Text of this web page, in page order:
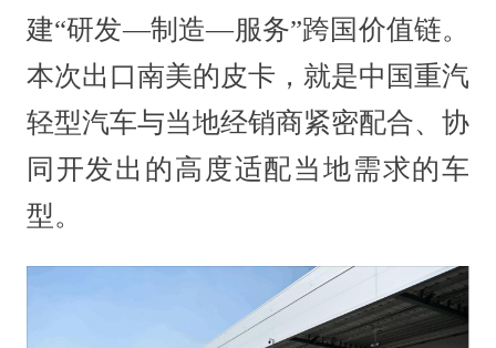
建“研发—制造—服务”跨国价值链。
本次出口南美的皮卡，就是中国重汽
轻型汽车与当地经销商紧密配合、协
同开发出的高度适配当地需求的车
型。